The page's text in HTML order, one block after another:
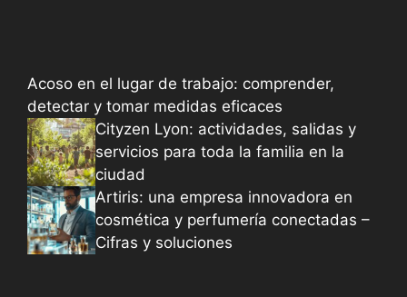
Acoso en el lugar de trabajo: comprender,
detectar y tomar medidas eficaces
Cityzen Lyon: actividades, salidas y
servicios para toda la familia en la
ciudad
Artiris: una empresa innovadora en
cosmética y perfumería conectadas –
Cifras y soluciones